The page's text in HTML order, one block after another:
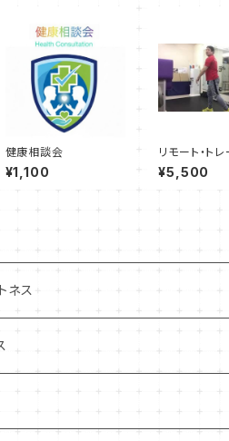
健康相談会
¥1,100
リモート・ト
T《クイックコ
時間20～30分
¥5,500
ネス